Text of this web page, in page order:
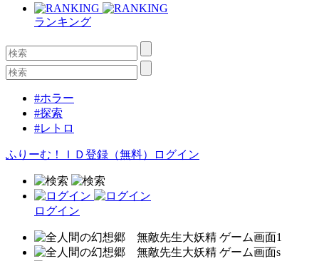
ランキング
#ホラー
#探索
#レトロ
ふりーむ！ＩＤ登録（無料） ログイン
ログイン